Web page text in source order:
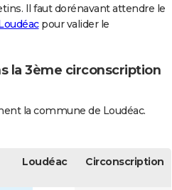
Il faut dorénavant attendre le
pour valider le
la 3ème circonscription
la commune de Loudéac.
Loudéac Circonscription